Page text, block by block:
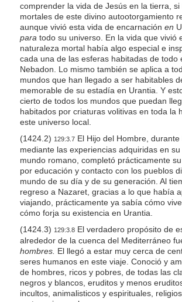
comprender la vida de Jesús en la tierra,
mortales de este divino autootorgamiento
aunque vivió esta vida de encarnación en
para todo su universo. En la vida que vivió
naturaleza mortal había algo especial e
cada una de las esferas habitadas de todo
Nebadon. Lo mismo también se aplica a
mundos que han llegado a ser habitables
memorable de su estadía en Urantia. Y
cierto de todos los mundos que puedan
habitados por criaturas volitivas en toda la
este universo local.
(1424.2) 129:3.7El Hijo del Hombre, durante
mediante las experiencias adquiridas en
mundo romano, completó prácticamente
por educación y contacto con los pueblos
mundo de su día y de su generación. Al
regreso a Nazaret, gracias a lo que había
viajando, prácticamente ya sabía cómo
cómo forja su existencia en Urantia.
(1424.3) 129:3.8El verdadero propósito de
alrededor de la cuenca del Mediterráneo
hombres. El llegó a estar muy cerca de
seres humanos en este viaje. Conoció y
de hombres, ricos y pobres, de todas las
negros y blancos, eruditos y menos
incultos, animalisticos y espirituales,